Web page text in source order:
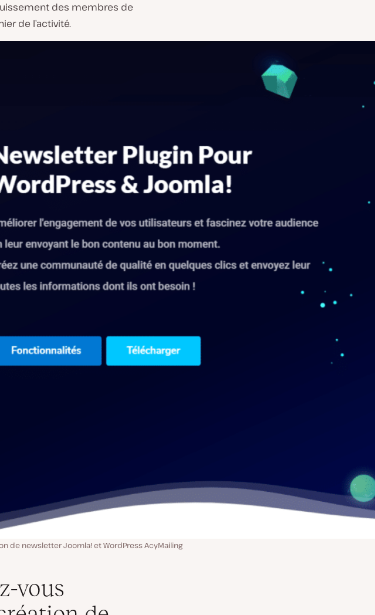
des membres de
de l’activité.
de newsletter Joomla! et WordPress AcyMailing
vous